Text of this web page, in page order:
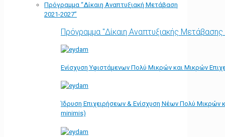
Πρόγραμμα “Δίκαιη Αναπτυξιακή Μετάβαση
2021-2027”
Πρόγραμμα "Δίκαιη Αναπτυξιακής
Ενίσχυση Υφιστάμενων Πολύ Μικρών και Μικρών
Ίδρυση Επιχειρήσεων & Ενίσχυση Νέων Πολύ Μικρών
minimis)